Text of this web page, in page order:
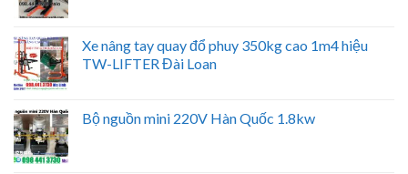
Xe nâng tay quay đổ phuy 350kg cao 1m4 hiệu
TW-LIFTER Đài Loan
Bộ nguồn mini 220V Hàn Quốc 1.8kw